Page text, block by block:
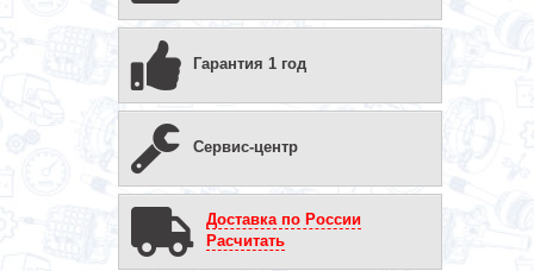
Гарантия 1 год
Сервис-центр
Доставка по России
Расчитать